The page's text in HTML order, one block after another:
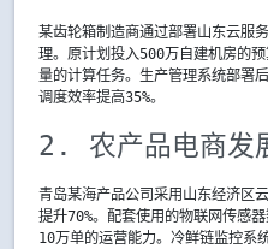
某齿轮箱制造商通过部署山东云服
理。原计划投入500万自建机房的
量的计算任务。生产管理系统部署
调度效率提高35%。
2. 农产品电商发
青岛某海产品公司采用山东经济区
提升70%。配套使用的物联网传感
10万单的运营能力。冷鲜链监控系